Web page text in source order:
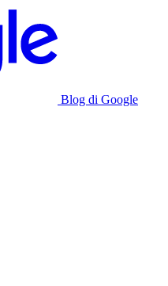
Blog di Google